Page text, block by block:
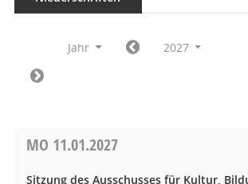
Jahr 2027
MO 11.01.2027
Sitzung des Ausschusses für Kultur,